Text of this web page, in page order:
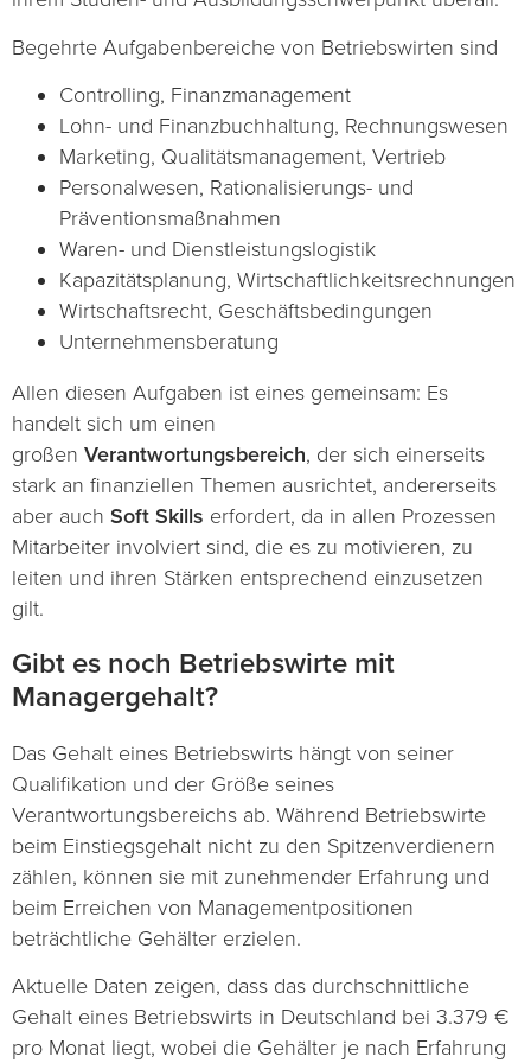
Begehrte Aufgabenbereiche von Betriebswirten sind
Controlling, Finanzmanagement
Lohn- und Finanzbuchhaltung, Rechnungswesen
Marketing, Qualitätsmanagement, Vertrieb
Personalwesen, Rationalisierungs- und
Präventionsmaßnahmen
Waren- und Dienstleistungslogistik
Kapazitätsplanung, Wirtschaftlichkeitsrechnungen
Wirtschaftsrecht, Geschäftsbedingungen
Unternehmensberatung
Allen diesen Aufgaben ist eines gemeinsam: Es
handelt sich um einen
großen Verantwortungsbereich, der sich einerseits
stark an finanziellen Themen ausrichtet, andererseits
aber auch Soft Skills erfordert, da in allen Prozessen
Mitarbeiter involviert sind, die es zu motivieren, zu
leiten und ihren Stärken entsprechend einzusetzen
gilt.
Gibt es noch Betriebswirte mit
Managergehalt?
Das Gehalt eines Betriebswirts hängt von seiner
Qualifikation und der Größe seines
Verantwortungsbereichs ab. Während Betriebswirte
beim Einstiegsgehalt nicht zu den Spitzenverdienern
zählen, können sie mit zunehmender Erfahrung und
beim Erreichen von Managementpositionen
beträchtliche Gehälter erzielen.
Aktuelle Daten zeigen, dass das durchschnittliche
Gehalt eines Betriebswirts in Deutschland bei 3.379 €
pro Monat liegt, wobei die Gehälter je nach Erfahrung